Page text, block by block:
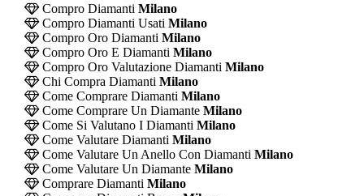
Compro Diamanti Milano
Compro Diamanti Usati Milano
Compro Oro Diamanti Milano
Compro Oro E Diamanti Milano
Compro Oro Valutazione Diamanti Milano
Chi Compra Diamanti Milano
Come Comprare Diamanti Milano
Come Comprare Un DiamanteMilano
Come Si Valutano I Diamanti Milano
Come Valutare Diamanti Milano
Come Valutare Un Anello Con Diamanti Milano
Come Valutare Un DiamanteMilano
Comprare Diamanti Milano